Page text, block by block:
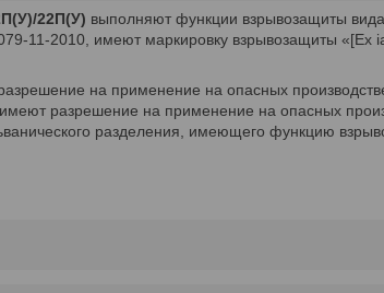
22П(У) выполняют функции взрывозащиты
11-2010, имеют маркировку взрывозащиты «[Ex
на применение на опасных
разрешение на применение на опасных
разделения, имеющего функцию